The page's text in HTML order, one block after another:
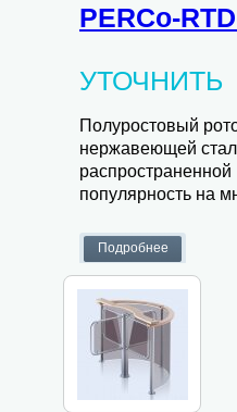
PERCo-
УТОЧНИТЬ
Полуростовый
нержавеющей
распространенной
популярность на